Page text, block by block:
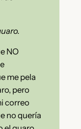
NO
me pela
pero
correo
no quería